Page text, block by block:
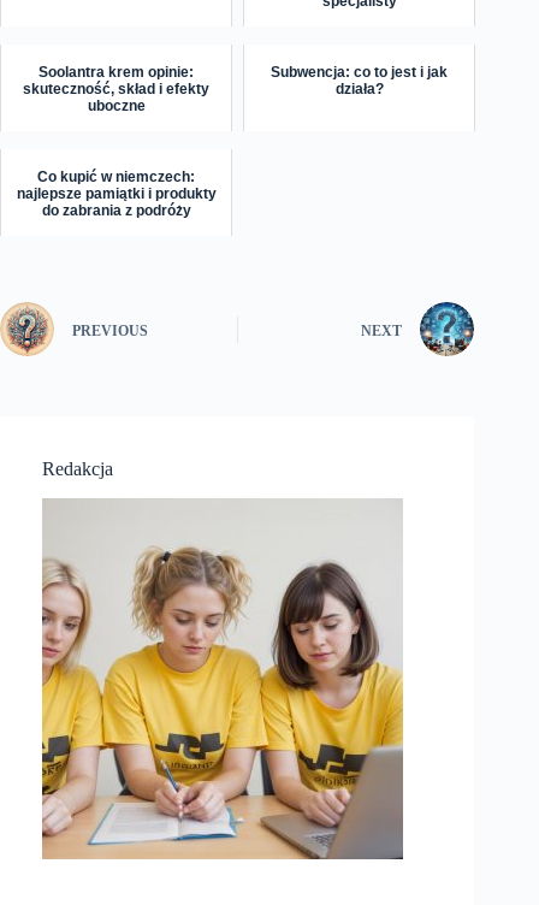
Soolantra krem opinie:
skuteczność, skład i efekty
uboczne
Subwencja: co to jest i jak
działa?
Co kupić w niemczech:
najlepsze pamiątki i produkty
do zabrania z podróży
PREVIOUS NEXT
Redakcja